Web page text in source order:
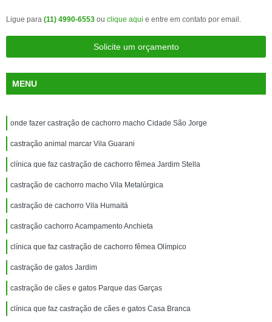
Ligue para (11) 4990-6553 ou clique aqui e entre em contato por email.
Solicite um orçamento
MENU
onde fazer castração de cachorro macho Cidade São Jorge
castração animal marcar Vila Guarani
clínica que faz castração de cachorro fêmea Jardim Stella
castração de cachorro macho Vila Metalúrgica
castração de cachorro Vila Humaitá
castração cachorro Acampamento Anchieta
clínica que faz castração de cachorro fêmea Olímpico
castração de gatos Jardim
castração de cães e gatos Parque das Garças
clínica que faz castração de cães e gatos Casa Branca